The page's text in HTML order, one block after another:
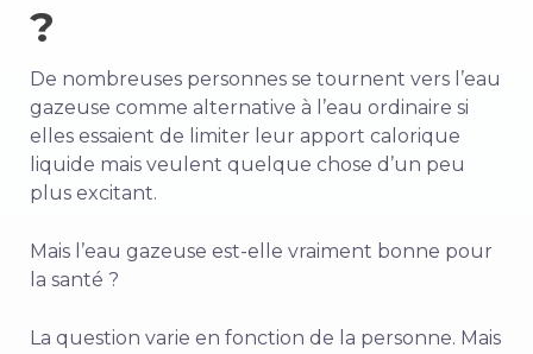
?
De nombreuses personnes se tournent vers l’eau
gazeuse comme alternative à l’eau ordinaire si
elles essaient de limiter leur apport calorique
liquide mais veulent quelque chose d’un peu
plus excitant.
Mais l’eau gazeuse est-elle vraiment bonne pour
la santé ?
La question varie en fonction de la personne. Mais